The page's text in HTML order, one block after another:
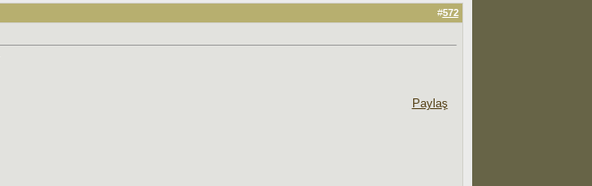
#572
Paylaş